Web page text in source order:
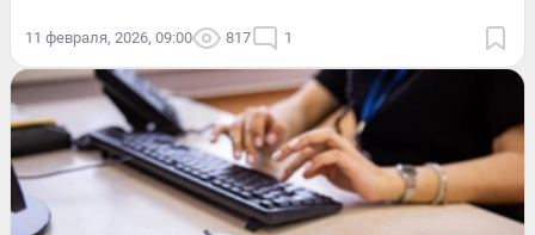
11 февраля, 2026, 09:00 817 1